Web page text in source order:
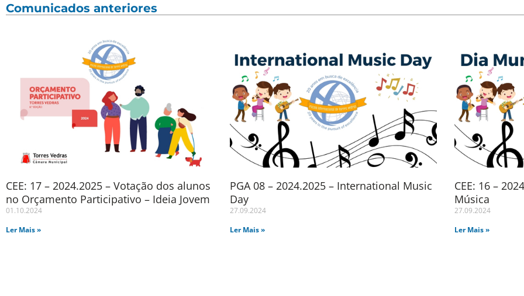
Comunicados anteriores
CEE: 17 – 2024.2025 – Votação dos alunos
no Orçamento Participativo – Ideia Jovem
01.10.2024
Ler Mais »
PGA 08 – 2024.2025 – International Music
Day
27.09.2024
Ler Mais »
CEE: 16 –
Música
27.09.2024
Ler Mais »